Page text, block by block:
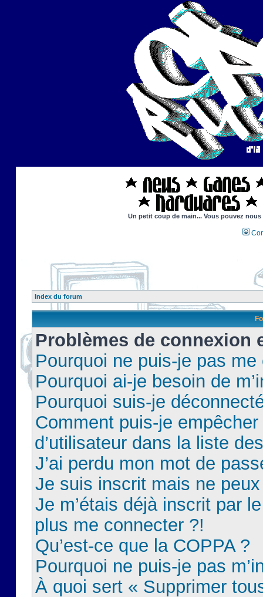
Un petit coup de main... Vous pouvez
Index du forum
Problèmes de connexion
Pourquoi ne puis-je pas
Pourquoi ai-je besoin de
Pourquoi suis-je
Comment puis-je
d’utilisateur dans la liste
J’ai perdu mon mot de
Je suis inscrit mais ne
Je m’étais déjà inscrit par
plus me connecter ?!
Qu’est-ce que la COPPA ?
Pourquoi ne puis-je pas
À quoi sert « Supprimer